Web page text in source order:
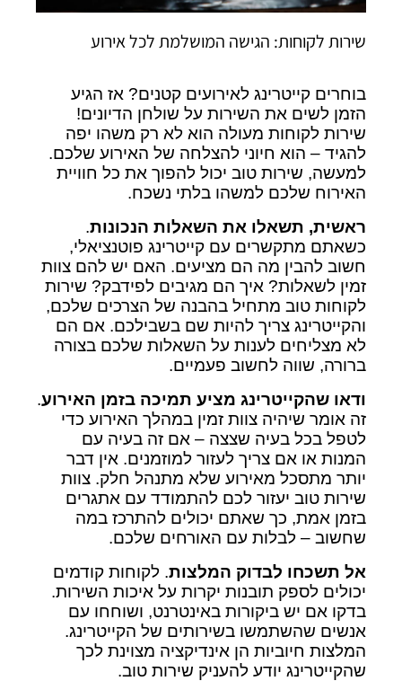
שירות לקוחות: הגישה המושלמת לכל אירוע
בוחרים קייטרינג לאירועים קטנים? אז הגיע
הזמן לשים את השירות על שולחן הדיונים!
שירות לקוחות מעולה הוא לא רק משהו יפה
להגיד – הוא חיוני להצלחה של האירוע שלכם.
למעשה, שירות טוב יכול להפוך את כל חוויית
האירוח שלכם למשהו בלתי נשכח.
ראשית, תשאלו את השאלות הנכונות.
כשאתם מתקשרים עם קייטרינג פוטנציאלי,
חשוב להבין מה הם מציעים. האם יש להם צוות
זמין לשאלות? איך הם מגיבים לפידבק? שירות
לקוחות טוב מתחיל בהבנה של הצרכים שלכם,
והקייטרינג צריך להיות שם בשבילכם. אם הם
לא מצליחים לענות על השאלות שלכם בצורה
ברורה, שווה לחשוב פעמיים.
ודאו שהקייטרינג מציע תמיכה בזמן האירוע.
זה אומר שיהיה צוות זמין במהלך האירוע כדי
לטפל בכל בעיה שצצה – אם זה בעיה עם
המנות או אם צריך לעזור למוזמנים. אין דבר
יותר מתסכל מאירוע שלא מתנהל חלק. צוות
שירות טוב יעזור לכם להתמודד עם אתגרים
בזמן אמת, כך שאתם יכולים להתרכז במה
שחשוב – לבלות עם האורחים שלכם.
אל תשכחו לבדוק המלצות. לקוחות קודמים
יכולים לספק תובנות יקרות על איכות השירות.
בדקו אם יש ביקורות באינטרנט, ושוחחו עם
אנשים שהשתמשו בשירותים של הקייטרינג.
המלצות חיוביות הן אינדיקציה מצוינת לכך
שהקייטרינג יודע להעניק שירות טוב.